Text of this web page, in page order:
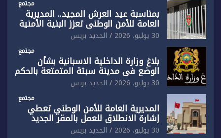
مجتمع
بمناسبة عيد العرش المجيد.. المديرية
العامة للأمن الوطني تعزز البنية الأمنية
بالناظور بإحداث فرقتين جديدتين
30 يوليو، 2026 الجديد بريس
مجتمع
بلاغ وزارة الداخلية الاسبانية بشأن
الوضع في مدينة سبتة المتمتعة بالحكم
الذاتي
30 يوليو، 2026 الجديد بريس
مجتمع
المديرية العامة للأمن الوطني تعطي
إشارة الانطلاق للعمل بالمقر الجديد
للدائرة الثالثة للشرطة بولاية أمن العيون
30 يوليو، 2026 الجديد بريس